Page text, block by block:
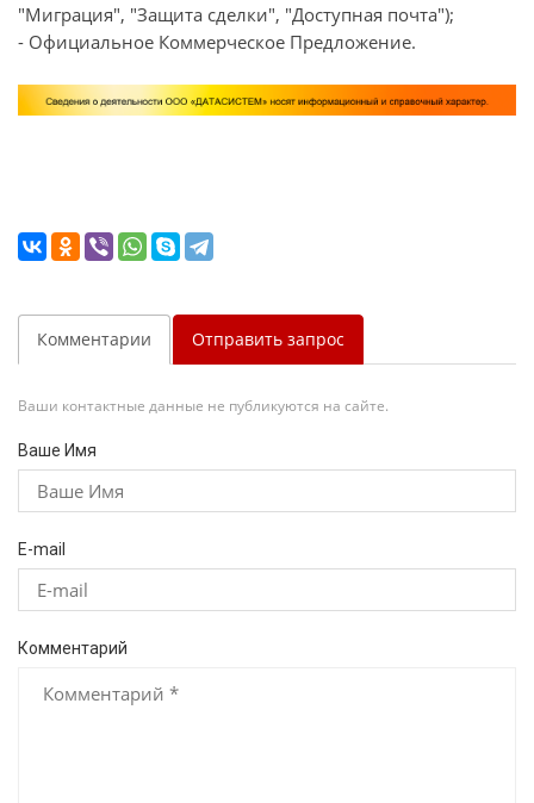
"Миграция", "Защита сделки", "Доступная почта");
- Официальное Коммерческое Предложение.
Комментарии Отправить запрос
Ваши контактные данные не публикуются на сайте.
Ваше Имя
E-mail
Комментарий